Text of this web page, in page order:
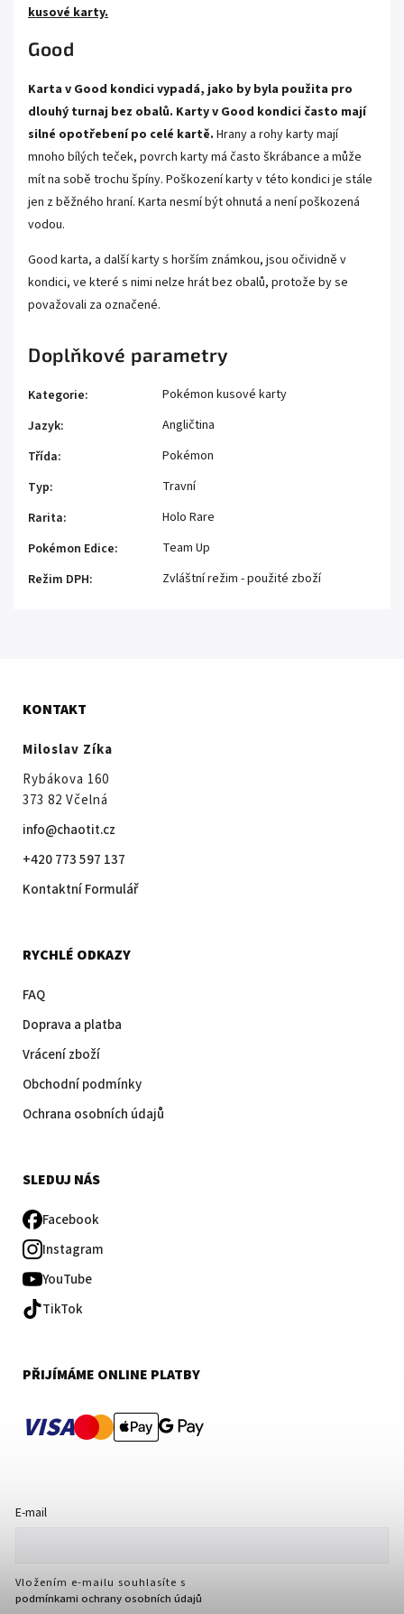
kusové karty.
Good
Karta v Good kondici vypadá, jako by byla použita pro
dlouhý turnaj bez obalů. Karty v Good kondici často mají
silné opotřebení po celé kartě. Hrany a rohy karty mají
mnoho bílých teček, povrch karty má často škrábance a může
mít na sobě trochu špíny. Poškození karty v této kondici je stále
jen z běžného hraní. Karta nesmí být ohnutá a není poškozená
vodou.
Good karta, a další karty s horším známkou, jsou očividně v
kondici, ve které s nimi nelze hrát bez obalů, protože by se
považovali za označené.
Doplňkové parametry
Kategorie:
Pokémon kusové karty
Jazyk:
Angličtina
Třída:
Pokémon
Typ:
Travní
Rarita:
Holo Rare
Pokémon Edice:
Team Up
Režim DPH: Zvláštní režim - použité zboží
KONTAKT
Miloslav Zíka
Rybákova 160
373 82 Včelná
info@chaotit.cz
+420 773 597 137
Kontaktní Formulář
RYCHLÉ ODKAZY
FAQ
Doprava a platba
Vrácení zboží
Obchodní podmínky
Ochrana osobních údajů
SLEDUJ NÁS
Facebook
Instagram
YouTube
TikTok
PŘIJÍMÁME ONLINE PLATBY
VISA
E-mail
Vložením e-mailu souhlasíte s
podmínkami ochrany osobních údajů